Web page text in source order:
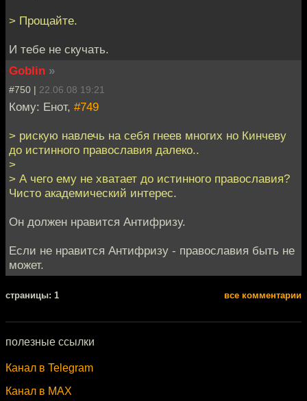
> Прощайте.
И тебе не скучать.
Goblin »
#750 | 22.06.08 19:21
Кому: Енот, #749
> рискую навлечь на себя гнеев многих но Кинчеву
до истинного православия далеко..
>
> А чего ему не хватает до истинного православия?
Чисто академический интерес.
Он должен нравится Антифризу.
Если не нравится Антифризу - православия быть не
может.
cтраницы: 1 все комментарии
полезные ссылки
Канал в Telegram
Канал в MAX